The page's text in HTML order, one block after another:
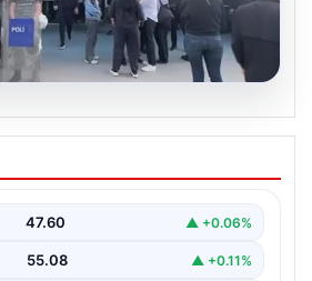
operasyon. 12
alındı
47.60 ▲ +0.06%
55.08 ▲ +0.11%